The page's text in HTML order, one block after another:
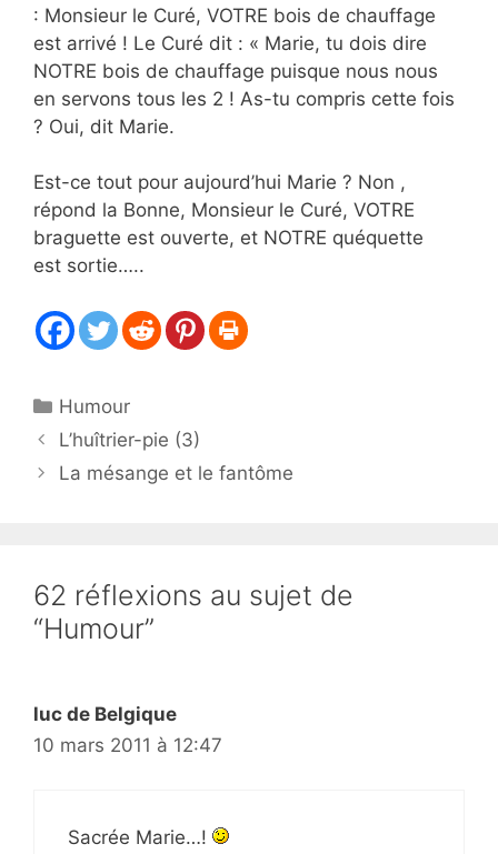
: Monsieur le Curé, VOTRE bois de chauffage
est arrivé ! Le Curé dit : « Marie, tu dois dire
NOTRE bois de chauffage puisque nous nous
en servons tous les 2 ! As-tu compris cette fois
? Oui, dit Marie.
Est-ce tout pour aujourd’hui Marie ? Non ,
répond la Bonne, Monsieur le Curé, VOTRE
braguette est ouverte, et NOTRE quéquette
est sortie…..
Catégories
Humour
L’huîtrier-pie (3)
La mésange et le fantôme
62 réflexions au sujet de
“Humour”
luc de Belgique
10 mars 2011 à 12:47
Sacrée Marie…!